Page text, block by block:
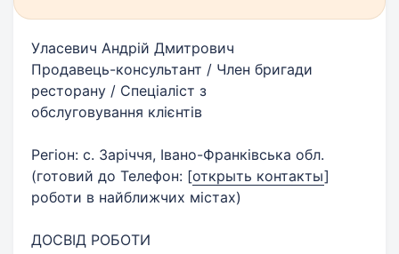
Уласевич Андрій Дмитрович
Продавець-консультант / Член бригади
ресторану / Спеціаліст з
обслуговування клієнтів
Регіон: с. Заріччя, Івано-Франківська обл.
(готовий до Телефон: [открыть контакты]
роботи в найближчих містах)
ДОСВІД РОБОТИ